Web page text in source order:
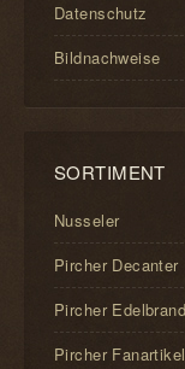
Datenschutz
Bildnachweise
SORTIMENT
Nusseler
Pircher Decanter
Pircher Edelbrand
Pircher Fanartikel